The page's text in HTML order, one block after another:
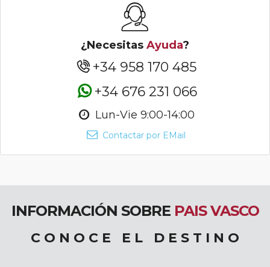
¿Necesitas Ayuda?
+34 958 170 485
+34 676 231 066
Lun-Vie 9:00-14:00
Contactar por EMail
INFORMACIÓN SOBRE PAIS VASCO
C O N O C E E L D E S T I N O